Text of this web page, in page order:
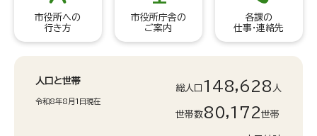
市役所への
行き方
市役所庁舎の
ご案内
各課の
仕事・連絡先
人口と世帯
令和8年8月1日現在
総人口 148,628 人
世帯数80,172世帯